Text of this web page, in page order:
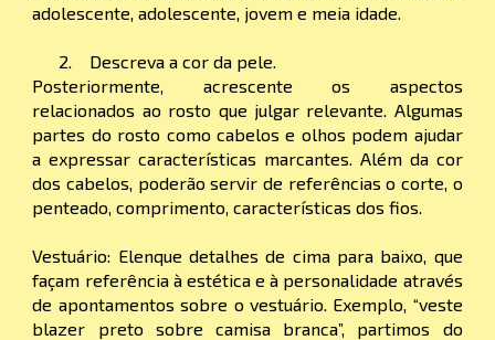
adolescente, adolescente, jovem e meia idade.
2. Descreva a cor da pele.
Posteriormente, acrescente os aspectos
relacionados ao rosto que julgar relevante. Algumas
partes do rosto como cabelos e olhos podem ajudar
a expressar características marcantes. Além da cor
dos cabelos, poderão servir de referências o corte, o
penteado, comprimento, características dos fios.
Vestuário: Elenque detalhes de cima para baixo, que
façam referência à estética e à personalidade através
de apontamentos sobre o vestuário. Exemplo, “veste
blazer preto sobre camisa branca”, partimos do